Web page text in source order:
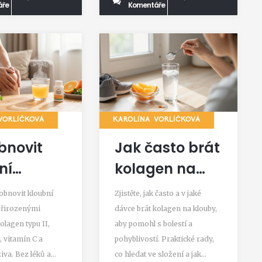
Komentáře
které
kloubní
typu II,
vitamín C a
Bez léků a
KAROLÍNA VORLÍČKOVÁ
Jak často brát
kolagen na
klouby -
pravidelný
příjem pro
pohodlí a
Zjistěte, jak často a v jaké
dávce brát kolagen na klouby,
aby pomohl s bolestí a
pohyblivostí. Praktické rady,
co hledat ve složení a jak